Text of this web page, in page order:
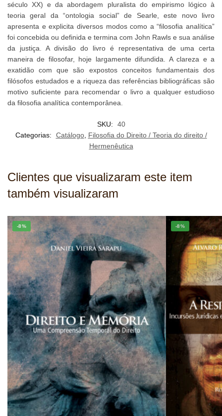
século XX) e da abordagem pluralista do empirismo lógico à
teoria geral da “ontologia social” de Searle, este novo livro
apresenta e explicita diversos modos como a “filosofia analítica”
foi concebida ou definida e termina com John Rawls e sua análise
da justiça. A divisão do livro é representativa de uma certa
maneira de filosofar, hoje largamente difundida. A clareza e a
exatidão com que são expostos conceitos fundamentais dos
filósofos estudados e a riqueza das referências bibliográficas são
motivo suficiente para recomendar o livro a qualquer estudioso
da filosofia analítica contemporânea.
SKU:
40
Categorias:
Catálogo, Filosofia do Direito / Teoria do direito /
Hermenêutica
Clientes que visualizaram este item
também visualizaram
-8% -8%